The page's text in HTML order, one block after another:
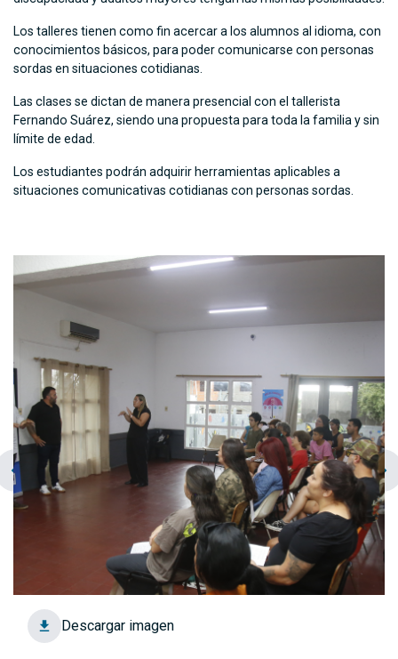
Los talleres tienen como fin acercar a los alumnos al idioma, con
conocimientos básicos, para poder comunicarse con personas
sordas en situaciones cotidianas.
Las clases se dictan de manera presencial con el tallerista
Fernando Suárez, siendo una propuesta para toda la familia y sin
límite de edad.
Los estudiantes podrán adquirir herramientas aplicables a
situaciones comunicativas cotidianas con personas sordas.
Descargar imagen
chevron_left navigate_next